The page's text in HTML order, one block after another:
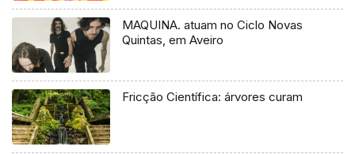
MAQUINA. atuam no Ciclo Novas
Quintas, em Aveiro
Fricção Científica: árvores curam